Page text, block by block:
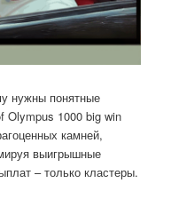
нужны понятные
Olympus 1000 big win
камней,
выигрышные
– только кластеры.